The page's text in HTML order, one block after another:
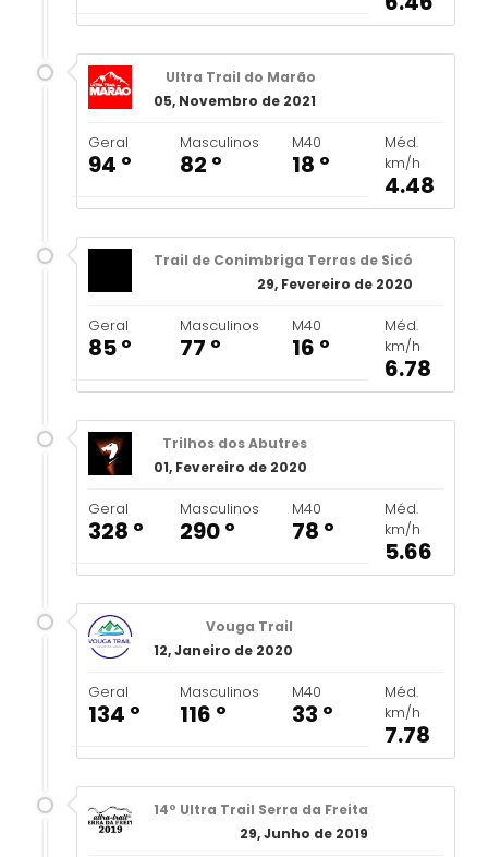
Ultra Trail do Marão
05, Novembro de 2021
Geral
94 º
Masculinos
82 º
M40
18 º
Méd.
km/h
4.48
Trail de Conimbriga Terras de Sicó
29, Fevereiro de 2020
Geral
85 º
Masculinos
77 º
M40
16 º
Méd.
km/h
6.78
Trilhos dos Abutres
01, Fevereiro de 2020
Geral
328 º
Masculinos
290 º
M40
78 º
Méd.
km/h
5.66
Vouga Trail
12, Janeiro de 2020
Geral
134 º
Masculinos
116 º
M40
33 º
Méd.
km/h
7.78
14º Ultra Trail Serra da Freita
29, Junho de 2019